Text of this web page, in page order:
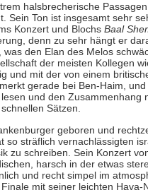
halsbrecherische
Sein Ton ist insgesamt sehr
Konzert und Blochs Baal
denn zu sehr hängt er
den Elan des Melos
der meisten Kollegen
und mit der von einem
gerade bei Ben-Haim,
und den Zusammenhang
Sätzen.
geboren und
sträflich vernachlässigten
zu schreiben. Sein Konzert
harsch in der etwas
und recht simpel im
mit seiner leichten Hava-